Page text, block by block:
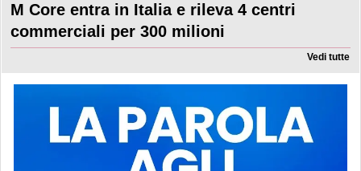
M Core entra in Italia e rileva 4 centri
commerciali per 300 milioni
Vedi tutte